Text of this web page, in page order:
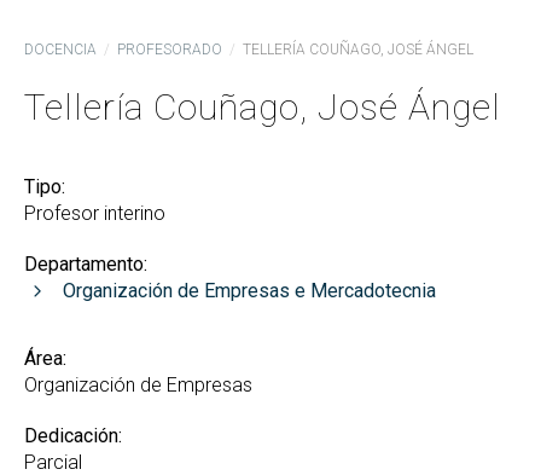
DOCENCIA PROFESORADO TELLERÍA COUÑAGO, JOSÉ ÁNGEL
Tellería Couñago, José Ángel
Tipo:
Profesor interino
Departamento:
Organización de Empresas e Mercadotecnia
Área:
Organización de Empresas
Dedicación:
Parcial